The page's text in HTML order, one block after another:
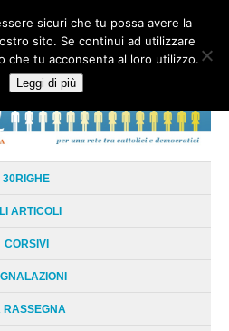
LE RADICI DOCUMENTAZIONE
30RIGHE
ARTICOLI
CORSIVI
RASSEGNA
sicuri che tu possa avere la
sito. Se continui ad utilizzare
che tu acconsenta al loro utilizzo.
Leggi di più